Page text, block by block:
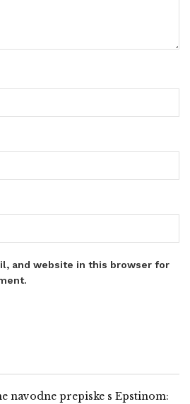
and website in this browser for
navodne prepiske s Epstinom: